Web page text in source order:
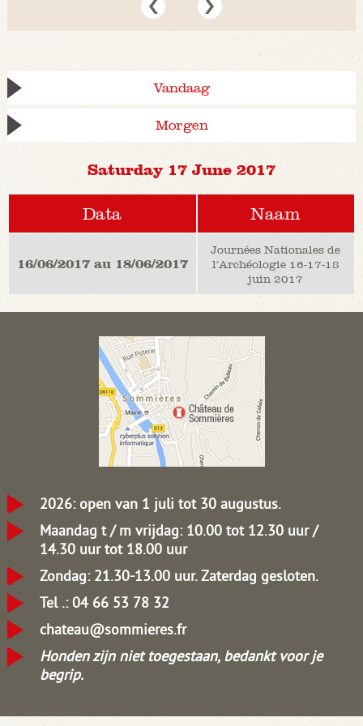
Vandaag
Morgen
Saturday 17 June 2017
Data Naam
16/06/2017 au 18/06/2017
Journées Nationales de
l’Archéologie 16-17-18
juin 2017
2026: open van 1 juli tot 30 augustus.
Maandag t / m vrijdag: 10.00 tot 12.30 uur /
14.30 uur tot 18.00 uur
Zondag: 21.30-13.00 uur.Zaterdag gesloten.
Tel .: 04 66 53 78 32
chateau@sommieres.fr
Honden zijn niet toegestaan, bedankt voor je
begrip.